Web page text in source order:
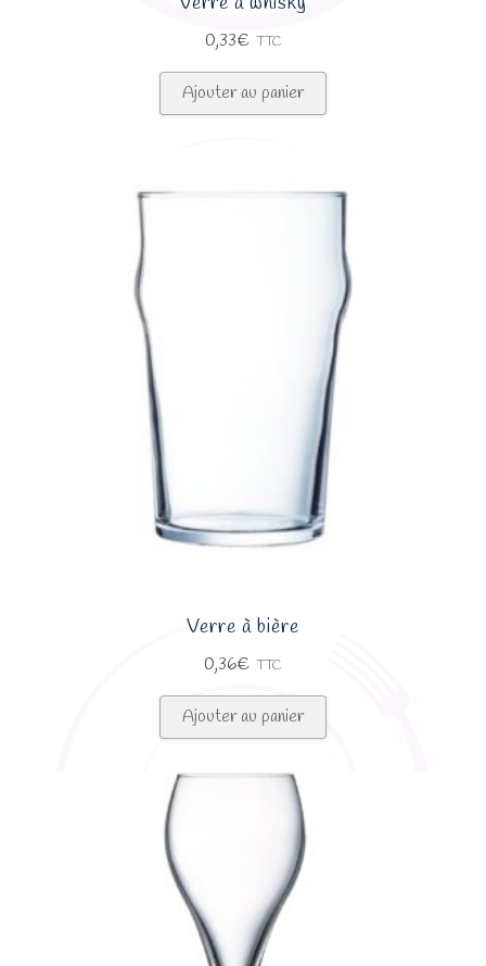
0,33€ TTC
Ajouter au panier
Verre à bière
0,36€ TTC
Ajouter au panier